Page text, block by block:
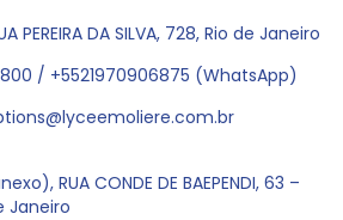
PEREIRA DA SILVA, 728, Rio de Janeiro
/ +5521970906875 (WhatsApp)
RUA CONDE DE BAEPENDI, 63 –
Janeiro